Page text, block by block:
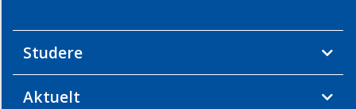
Studere
Aktuelt